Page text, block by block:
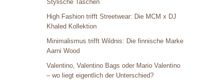
Stylische Taschen
High Fashion trifft Streetwear: Die MCM x DJ
Khaled Kollektion
Minimalismus trifft Wildnis: Die finnische Marke
Aarni Wood
Valentino, Valentino Bags oder Mario Valentino
– wo liegt eigentlich der Unterschied?